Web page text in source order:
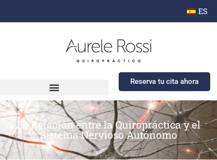
ES
Reserva tu cita ahora
La Relación entre la Quiropráctica y el
Sistema Nervioso Autónomo